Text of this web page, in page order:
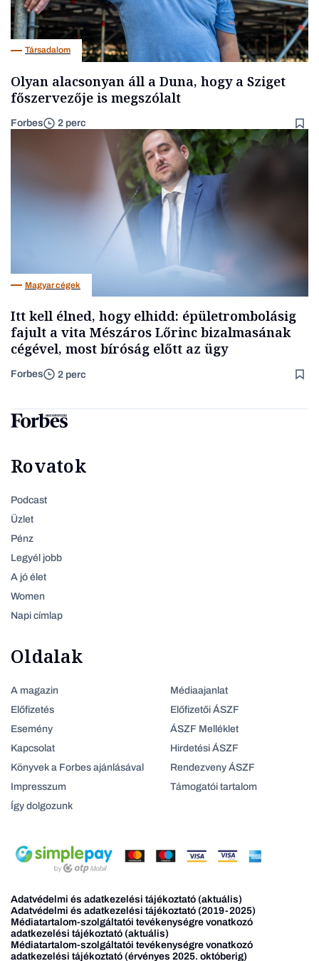
Társadalom
Olyan alacsonyan áll a Duna, hogy a Sziget
főszervezője is megszólalt
Forbes 2 perc
Magyar cégek
Itt kell élned, hogy elhidd: épületrombolásig
fajult a vita Mészáros Lőrinc bizalmasának
cégével, most bíróság előtt az ügy
Forbes 2 perc
Rovatok
Podcast
Üzlet
Pénz
Legyél jobb
A jó élet
Women
Napi címlap
Oldalak
A magazin
Előfizetés
Esemény
Kapcsolat
Könyvek a Forbes ajánlásával
Impresszum
Így dolgozunk
Médiaajanlat
Előfizetői ÁSZF
ÁSZF Melléklet
Hirdetési ÁSZF
Rendezveny ÁSZF
Támogatói tartalom
Adatvédelmi és adatkezelési tájékoztató (aktuális)
Adatvédelmi és adatkezelési tájékoztató (2019-2025)
Médiatartalom-szolgáltatói tevékenységre vonatkozó
adatkezelési tájékoztató (aktuális)
Médiatartalom-szolgáltatói tevékenységre vonatkozó
adatkezelési tájékoztató (érvényes 2025. októberig)